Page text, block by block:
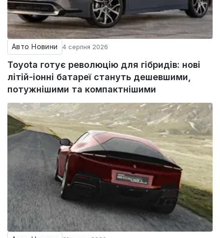
Авто Новини 4 серпня 2026
Toyota готує революцію для гібридів: нові
літій-іонні батареї стануть дешевшими,
потужнішими та компактнішими